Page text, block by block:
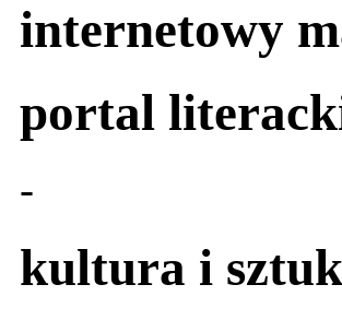
internetowy
portal
-
kultura i